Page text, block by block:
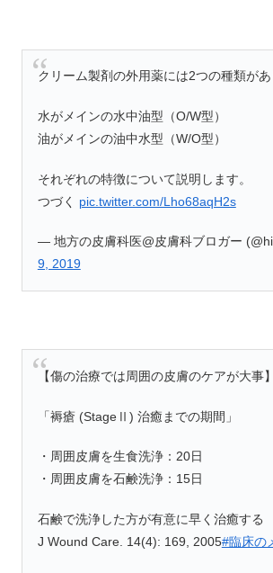
クリーム製剤の外用薬には2つの種類があ
水がメインの水中油型（O/W型）
油がメインの油中水型（W/O型）
それぞれの特徴について説明します。
つづく pic.twitter.com/Lho68aqH2s
— 地方の皮膚科医@皮膚科ブロガー
9, 2019
【傷の治療では周囲の皮膚のケアが大事】
「褥瘡 (StageⅡ) 治癒までの期間」
・周囲皮膚を生食洗浄：20日
・周囲皮膚を石鹸洗浄：15日
石鹸で洗浄した方が有意に早く治癒する
J Wound Care. 14(4): 169, 2005#臨床の